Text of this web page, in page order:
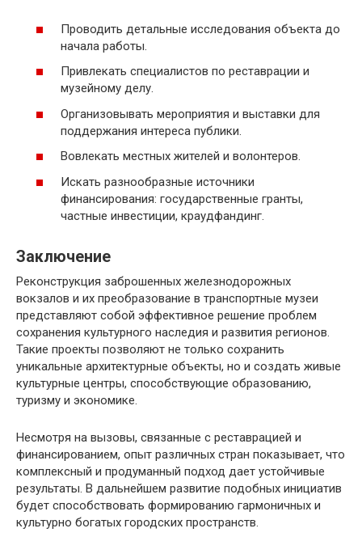
Проводить детальные исследования объекта до
начала работы.
Привлекать специалистов по реставрации и
музейному делу.
Организовывать мероприятия и выставки для
поддержания интереса публики.
Вовлекать местных жителей и волонтеров.
Искать разнообразные источники
финансирования: государственные гранты,
частные инвестиции, краудфандинг.
Заключение
Реконструкция заброшенных железнодорожных
вокзалов и их преобразование в транспортные музеи
представляют собой эффективное решение проблем
сохранения культурного наследия и развития регионов.
Такие проекты позволяют не только сохранить
уникальные архитектурные объекты, но и создать живые
культурные центры, способствующие образованию,
туризму и экономике.
Несмотря на вызовы, связанные с реставрацией и
финансированием, опыт различных стран показывает, что
комплексный и продуманный подход дает устойчивые
результаты. В дальнейшем развитие подобных инициатив
будет способствовать формированию гармоничных и
культурно богатых городских пространств.